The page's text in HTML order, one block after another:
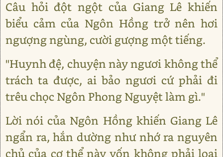
Câu hỏi đột ngột của Giang Lê khiến
biểu cảm của Ngôn Hồng trở nên hơi
ngượng ngùng, cười gượng một tiếng.
"Huynh đệ, chuyện này ngươi không thể
trách ta được, ai bảo ngươi cứ phải đi
trêu chọc Ngôn Phong Nguyệt làm gì."
Lời nói của Ngôn Hồng khiến Giang Lê
ngẩn ra, hắn dường như nhớ ra nguyên
chủ của cơ thể này vốn không phải loại